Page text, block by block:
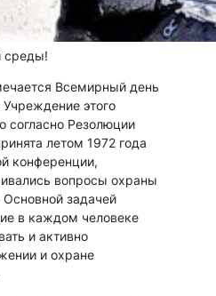
Всемирный день
этого
согласно Резолюции
летом 1972 года
конференции,
вопросы охраны
задачей
в каждом человеке
и активно
и охране